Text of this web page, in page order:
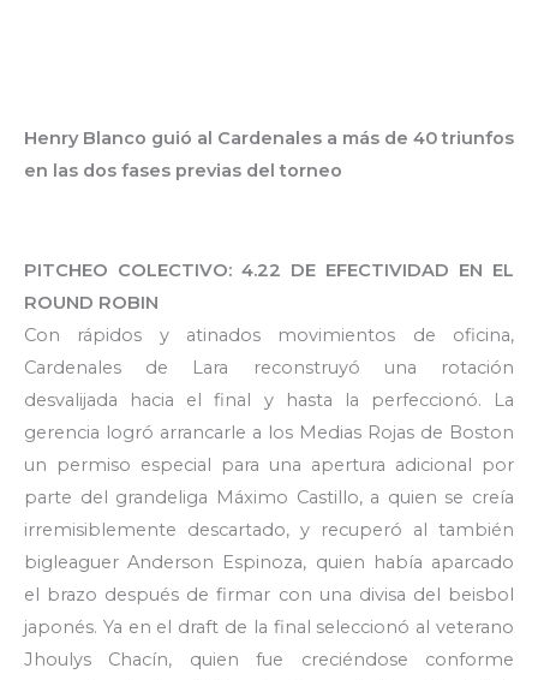
Henry Blanco guió al Cardenales a más de 40 triunfos
en las dos fases previas del torneo
PITCHEO COLECTIVO: 4.22 DE EFECTIVIDAD EN EL
ROUND ROBIN
Con rápidos y atinados movimientos de oficina,
Cardenales de Lara reconstruyó una rotación
desvalijada hacia el final y hasta la perfeccionó. La
gerencia logró arrancarle a los Medias Rojas de Boston
un permiso especial para una apertura adicional por
parte del grandeliga Máximo Castillo, a quien se creía
irremisiblemente descartado, y recuperó al también
bigleaguer Anderson Espinoza, quien había aparcado
el brazo después de firmar con una divisa del beisbol
japonés. Ya en el draft de la final seleccionó al veterano
Jhoulys Chacín, quien fue creciéndose conforme